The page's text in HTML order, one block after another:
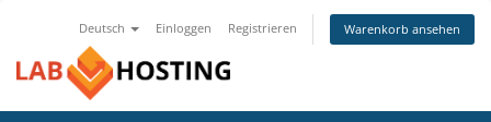
Deutsch Einloggen Registrieren Warenkorb ansehen